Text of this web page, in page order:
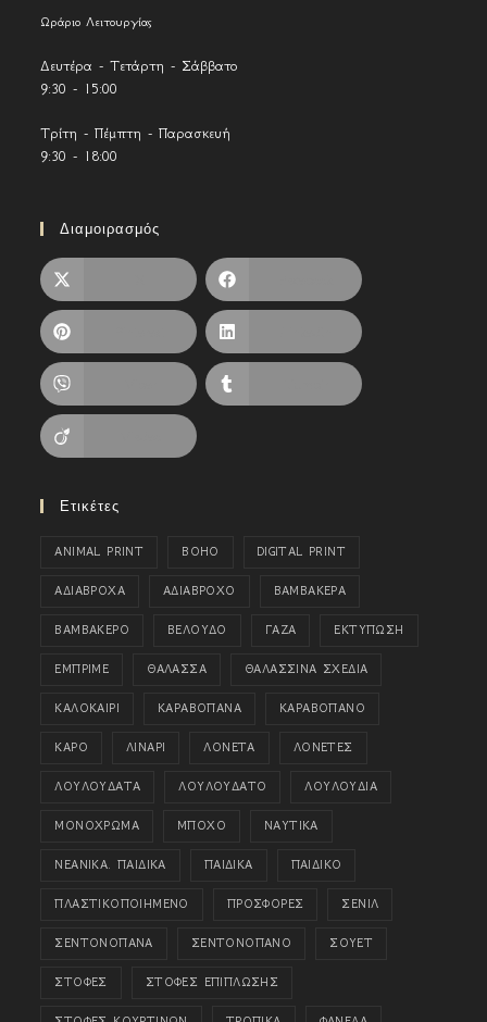
Ωράριο Λειτουργίας
Δευτέρα - Τετάρτη - Σάββατο
9:30 - 15:00
Τρίτη - Πέμπτη - Παρασκευή
9:30 - 18:00
Διαμοιρασμός
Ετικέτες
ANIMAL PRINT BOHO DIGITAL PRINT
ΑΔΙΑΒΡΟΧΑ ΑΔΙΑΒΡΟΧΟ ΒΑΜΒΑΚΕΡΑ
ΒΑΜΒΑΚΕΡΟ ΒΕΛΟΥΔΟ ΓΑΖΑ ΕΚΤΥΠΩΣΗ
ΕΜΠΡΙΜΕ ΘΑΛΑΣΣΑ ΘΑΛΑΣΣΙΝΑ ΣΧΕΔΙΑ
ΚΑΛΟΚΑΙΡΙ ΚΑΡΑΒΟΠΑΝΑ ΚΑΡΑΒΟΠΑΝΟ
ΚΑΡΟ ΛΙΝΑΡΙ ΛΟΝΕΤΑ ΛΟΝΕΤΕΣ
ΛΟΥΛΟΥΔΑΤΑ ΛΟΥΛΟΥΔΑΤΟ ΛΟΥΛΟΥΔΙΑ
ΜΟΝΟΧΡΩΜΑ ΜΠΟΧΟ ΝΑΥΤΙΚΑ
ΝΕΑΝΙΚΑ. ΠΑΙΔΙΚΑ ΠΑΙΔΙΚΑ ΠΑΙΔΙΚΟ
ΠΛΑΣΤΙΚΟΠΟΙΗΜΕΝΟ ΠΡΟΣΦΟΡΕΣ ΣΕΝΙΛ
ΣΕΝΤΟΝΟΠΑΝΑ ΣΕΝΤΟΝΟΠΑΝΟ ΣΟΥΕΤ
ΣΤΟΦΕΣ ΣΤΟΦΕΣ ΕΠΙΠΛΩΣΗΣ